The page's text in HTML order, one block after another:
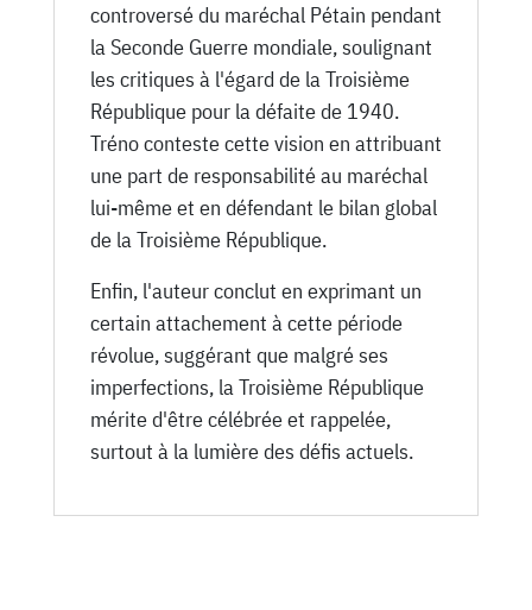
controversé du maréchal Pétain pendant
la Seconde Guerre mondiale, soulignant
les critiques à l'égard de la Troisième
République pour la défaite de 1940.
Tréno conteste cette vision en attribuant
une part de responsabilité au maréchal
lui-même et en défendant le bilan global
de la Troisième République.
Enfin, l'auteur conclut en exprimant un
certain attachement à cette période
révolue, suggérant que malgré ses
imperfections, la Troisième République
mérite d'être célébrée et rappelée,
surtout à la lumière des défis actuels.